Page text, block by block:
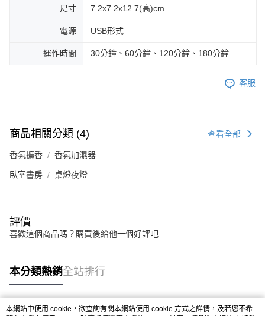
尺寸 7.2x7.2x12.7(高)cm
電源 USB形式
運作時間 30分鐘、60分鐘、120分鐘、180分鐘
客服
商品相關分類 (4) 查看全部
香氛擴香 香氛加濕器
臥室書房 桌燈夜燈
評價
喜歡這個商品嗎？購買後給他一個好評吧
本分類熱銷全站排行
本網站中使用 cookie，欲查詢有關本網站使用 cookie 方式之詳情，及若您不希